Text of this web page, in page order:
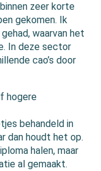
zeer korte
gekomen. Ik
waarvan het
In deze sector
cao’s door
hogere
behandeld in
dan houdt het op.
halen, maar
al gemaakt.